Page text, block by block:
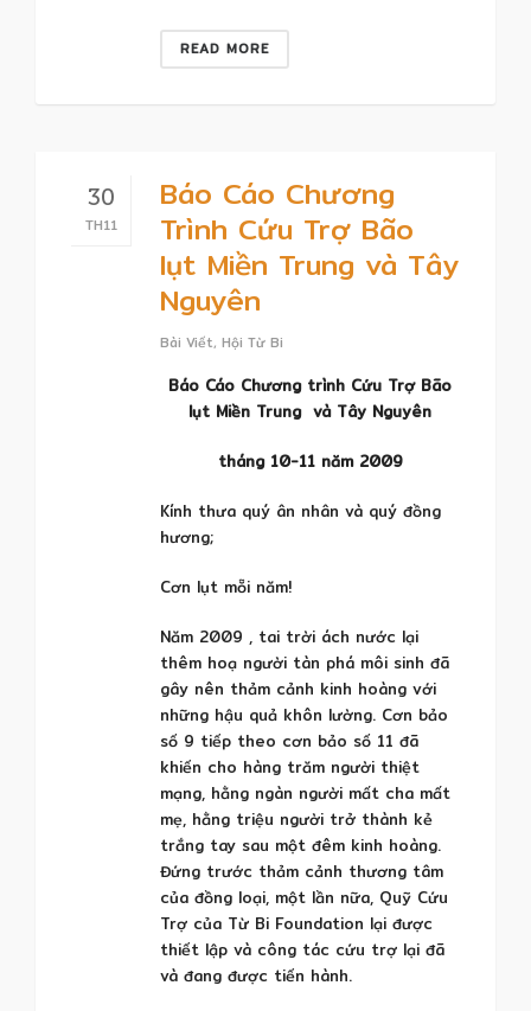
READ MORE
30
TH11
Báo Cáo Chương
Trình Cứu Trợ Bão
lụt Miền Trung và Tây
Nguyên
Bài Viết, Hội Từ Bi
Báo Cáo Chương trình Cứu Trợ Bão
lụt Miền Trung và Tây Nguyên
tháng 10-11 năm 2009
Kính thưa quý ân nhân và quý đồng
hương;
Cơn lụt mỗi năm!
Năm 2009 , tai trời ách nước lại
thêm hoạ người tàn phá môi sinh đã
gây nên thảm cảnh kinh hoàng với
những hậu quả khôn lường. Cơn bảo
số 9 tiếp theo cơn bảo số 11 đã
khiến cho hàng trăm người thiệt
mạng, hằng ngàn người mất cha mất
mẹ, hằng triệu người trở thành kẻ
trắng tay sau một đêm kinh hoàng.
Đứng trước thảm cảnh thương tâm
của đồng loại, một lần nữa, Quỹ Cứu
Trợ của Từ Bi Foundation lại được
thiết lập và công tác cứu trợ lại đã
và đang được tiến hành.